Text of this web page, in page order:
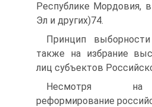
Республике Мордовия,
Эл и других)74.
Принцип выборности
также на избрание
лиц субъектов
Несмотря на
реформирование